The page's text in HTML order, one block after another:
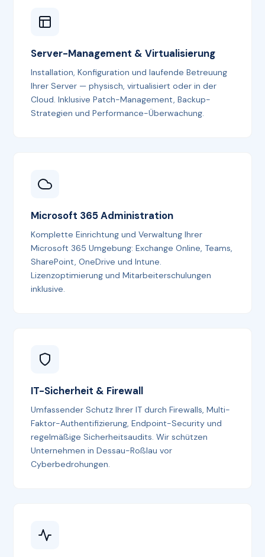
Server-Management & Virtualisierung
Installation, Konfiguration und laufende Betreuung
Ihrer Server — physisch, virtualisiert oder in der
Cloud. Inklusive Patch-Management, Backup-
Strategien und Performance-Überwachung.
Microsoft 365 Administration
Komplette Einrichtung und Verwaltung Ihrer
Microsoft 365 Umgebung: Exchange Online, Teams,
SharePoint, OneDrive und Intune.
Lizenzoptimierung und Mitarbeiterschulungen
inklusive.
IT-Sicherheit & Firewall
Umfassender Schutz Ihrer IT durch Firewalls, Multi-
Faktor-Authentifizierung, Endpoint-Security und
regelmäßige Sicherheitsaudits. Wir schützen
Unternehmen in Dessau-Roßlau vor
Cyberbedrohungen.